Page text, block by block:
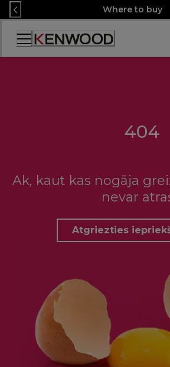
Skip
to
Content
Where to buy
Accessibility
Statement
404
Ak, kaut kas nogāja
nevar
Atgriezties